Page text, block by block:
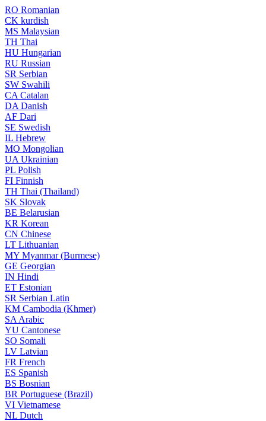
RO Romanian
CK kurdish
MS Malaysian
TH Thai
HU Hungarian
RU Russian
SR Serbian
SW Swahili
CA Catalan
DA Danish
AF Dari
SE Swedish
IL Hebrew
MO Mongolian
UA Ukrainian
PL Polish
FI Finnish
TH Thai (Thailand)
SK Slovak
BE Belarusian
KR Korean
CN Chinese
LT Lithuanian
MY Myanmar (Burmese)
GE Georgian
IN Hindi
ET Estonian
SR Serbian Latin
KM Cambodia (Khmer)
SA Arabic
YU Cantonese
SO Somali
LV Latvian
FR French
ES Spanish
BS Bosnian
BR Portuguese (Brazil)
VI Vietnamese
NL Dutch